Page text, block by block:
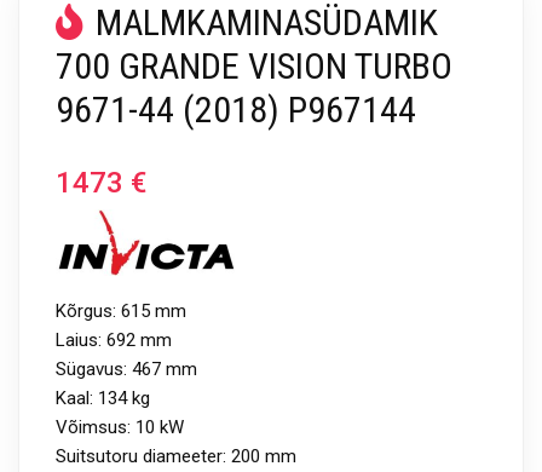
MALMKAMINASÜDAMIK
700 GRANDE VISION TURBO
9671-44 (2018) P967144
1473 €
Kõrgus: 615 mm
Laius: 692 mm
Sügavus: 467 mm
Kaal: 134 kg
Võimsus: 10 kW
Suitsutoru diameeter: 200 mm